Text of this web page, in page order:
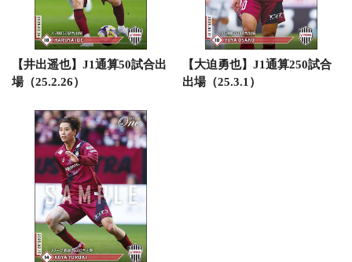
【井出遥也】J1通算50試合出
場（25.2.26）
【大迫勇也】J1通算250試合
出場（25.3.1）